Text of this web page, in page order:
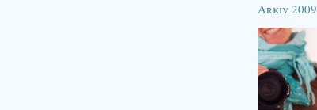
Arkiv 2009